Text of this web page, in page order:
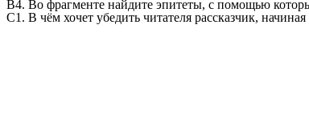
В4. Во фрагменте найдите эпитеты, с помощью
С1. В чём хочет убедить читателя рассказчик,